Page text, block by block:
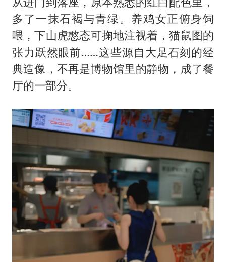
多了一抹石褐与青绿。养鸡女正俯身饲
喂，下山虎憨态可掬地注视着，猫鼠图的
张力跃然眼前……这些源自大足石刻的经
典造像，不再是博物馆里的静物，成了餐
厅的一部分。